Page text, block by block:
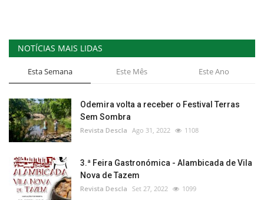
NOTÍCIAS MAIS LIDAS
Esta Semana Este Mês Este Ano
Odemira volta a receber o Festival Terras
Sem Sombra
Revista Descla Ago 31, 2022 1108
3.ª Feira Gastronómica - Alambicada de Vila
Nova de Tazem
Revista Descla Set 27, 2022 1099